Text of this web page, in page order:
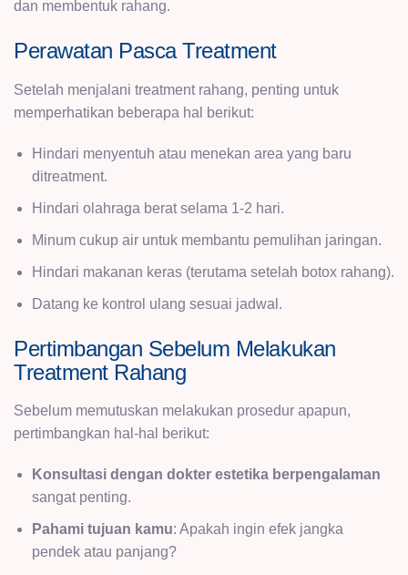
dan membentuk rahang.
Perawatan Pasca Treatment
Setelah menjalani treatment rahang, penting untuk
memperhatikan beberapa hal berikut:
Hindari menyentuh atau menekan area yang baru
ditreatment.
Hindari olahraga berat selama 1-2 hari.
Minum cukup air untuk membantu pemulihan jaringan.
Hindari makanan keras (terutama setelah botox rahang).
Datang ke kontrol ulang sesuai jadwal.
Pertimbangan Sebelum Melakukan
Treatment Rahang
Sebelum memutuskan melakukan prosedur apapun,
pertimbangkan hal-hal berikut:
Konsultasi dengan dokter estetika berpengalaman
sangat penting.
Pahami tujuan kamu: Apakah ingin efek jangka
pendek atau panjang?